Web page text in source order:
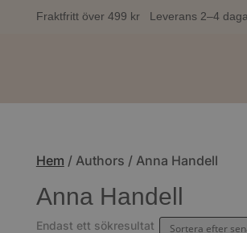
Fraktfritt över 499 kr Leverans 2–4
Hem / Authors / Anna Handell
Anna Handell
Endast ett sökresultat